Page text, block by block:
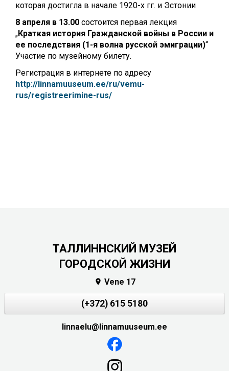
которая достигла в начале 1920-х гг. и Эстонии
8 апреля в 13.00 состоится первая лекция
„Краткая история Гражданской войны в России и
ее последствия (1-я волна русской эмиграции)“
Участие по музейному билету.
Регистрация в интернете по адресу
http://linnamuuseum.ee/ru/vemu-
rus/registreerimine-rus/
ТАЛЛИННСКИЙ МУЗЕЙ
ГОРОДСКОЙ ЖИЗНИ
 Vene 17
(+372) 615 5180
linnaelu@linnamuuseum.ee